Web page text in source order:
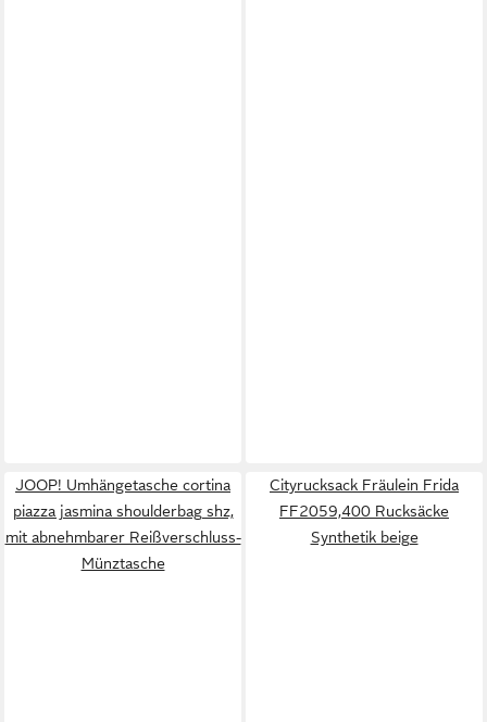
JOOP! Umhängetasche cortina
piazza jasmina shoulderbag shz,
mit abnehmbarer Reißverschluss-
Münztasche
Cityrucksack Fräulein Frida
FF2059,400 Rucksäcke
Synthetik beige